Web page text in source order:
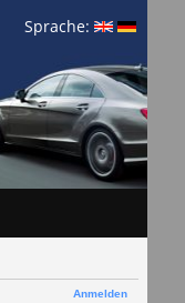
Sprache:
Anmelden